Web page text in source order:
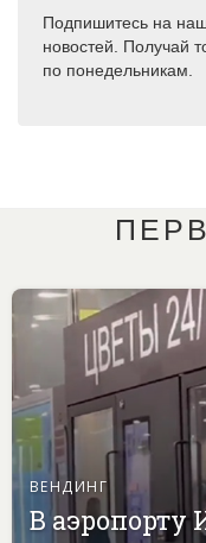
Подпишитесь на
новостей. Получай
по понедельникам.
ВЕНДИНГ
В аэропорту